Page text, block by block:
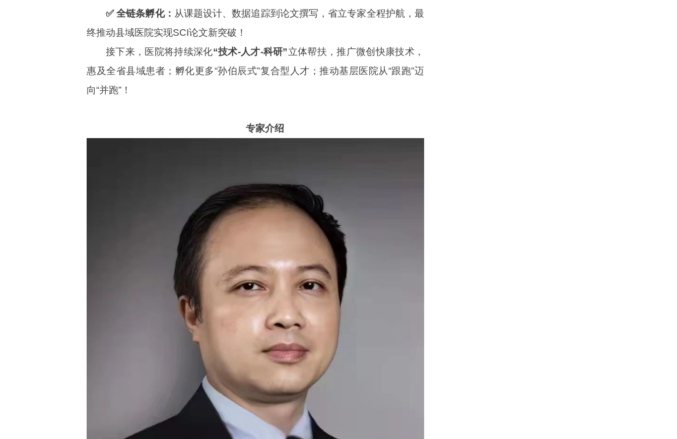
✅ 全链条孵化： 从课题设计、数据追踪到论文撰写，省立专家全程护航，最
终推动县域医院实现SCI论文新突破！
接下来，医院将持续深化“技术-人才-科研”立体帮扶，推广微创快康技术，
惠及全省县域患者；孵化更多“孙伯辰式”复合型人才；推动基层医院从“跟跑”迈
向“并跑”！
专家介绍